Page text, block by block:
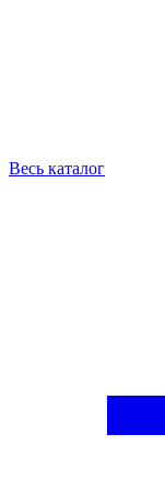
Весь каталог